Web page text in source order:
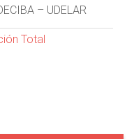
– UDELAR
Total